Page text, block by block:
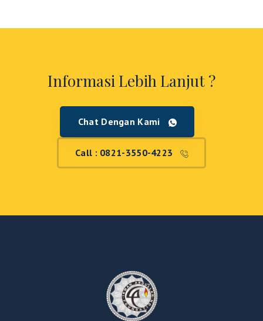
Informasi Lebih Lanjut ?
Chat Dengan Kami
Call : 0821-3550-4223